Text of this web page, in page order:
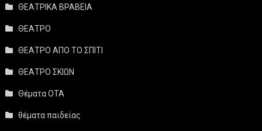
ΘΕΑΤΡΙΚΑ ΒΡΑΒΕΙΑ
ΘΕΑΤΡΟ
ΘΕΑΤΡΟ ΑΠΟ ΤΟ ΣΠΙΤΙ
ΘΕΑΤΡΟ ΣΚΙΩΝ
Θέματα ΟΤΑ
θέματα παιδείας